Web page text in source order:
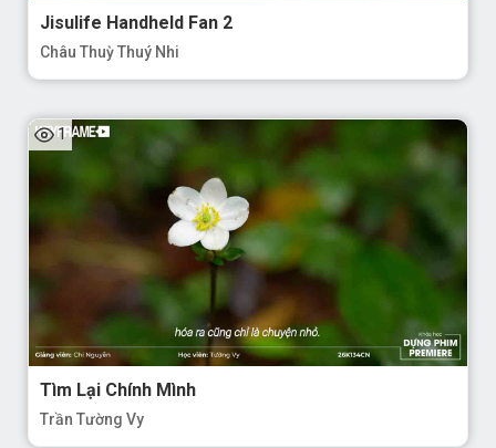
Jisulife Handheld Fan 2
Châu Thuỳ Thuý Nhi
1
Tìm Lại Chính Mình
Trần Tường Vy